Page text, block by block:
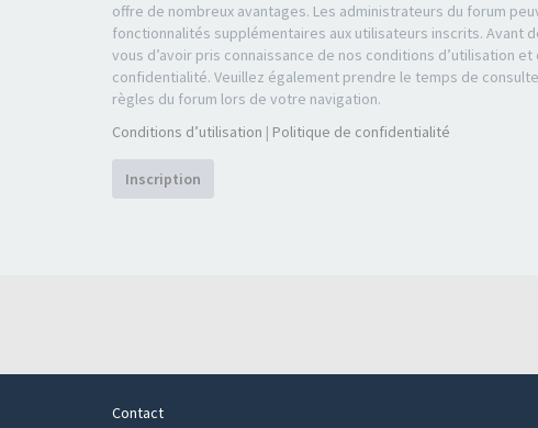
offre de nombreux avantages. Les administrateurs du forum
fonctionnalités supplémentaires aux utilisateurs inscrits. Avant
vous d’avoir pris connaissance de nos conditions d’utilisation
confidentialité. Veuillez également prendre le temps de
règles du forum lors de votre navigation.
Conditions d’utilisation | Politique de confidentialité
Inscription
Contact